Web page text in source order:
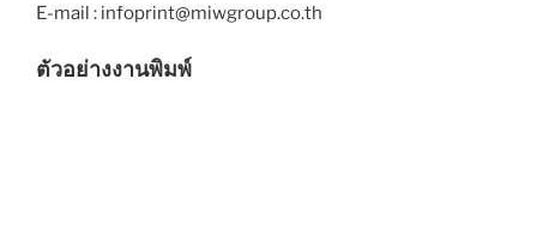
E-mail : infoprint@miwgroup.co.th
ตัวอย่างงานพิมพ์